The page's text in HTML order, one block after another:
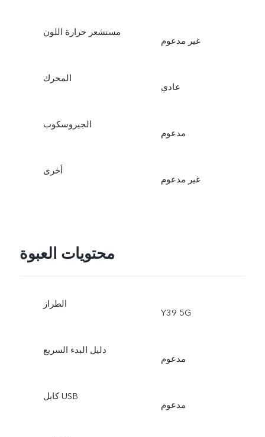
مستشعر حرارة اللون
غير مدعوم
المحرك
عادي
الجيروسكوب
مدعوم
أخرى
غير مدعوم
محتويات العبوة
الطراز
Y39 5G
دليل البدء السريع
مدعوم
كابل USB
مدعوم